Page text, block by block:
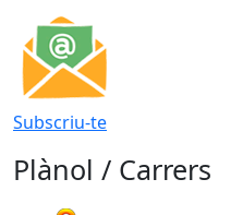
Subscriu-te
Plànol / Carrers